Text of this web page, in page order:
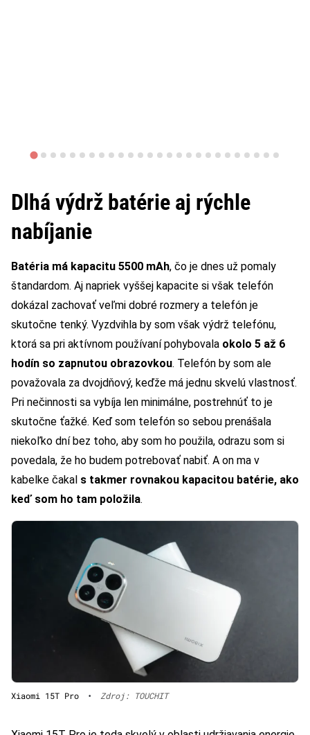
Dlhá výdrž batérie aj rýchle
nabíjanie
Batéria má kapacitu 5500 mAh, čo je dnes už pomaly
štandardom. Aj napriek vyššej kapacite si však telefón
dokázal zachovať veľmi dobré rozmery a telefón je
skutočne tenký. Vyzdvihla by som však výdrž telefónu,
ktorá sa pri aktívnom používaní pohybovala okolo 5 až 6
hodín so zapnutou obrazovkou. Telefón by som ale
považovala za dvojdňový, keďže má jednu skvelú vlastnosť.
Pri nečinnosti sa vybíja len minimálne, postrehnúť to je
skutočne ťažké. Keď som telefón so sebou prenášala
niekoľko dní bez toho, aby som ho použila, odrazu som si
povedala, že ho budem potrebovať nabiť. A on ma v
kabelke čakal s takmer rovnakou kapacitou batérie, ako
keď som ho tam položila.
Xiaomi 15T Pro • Zdroj: TOUCHIT